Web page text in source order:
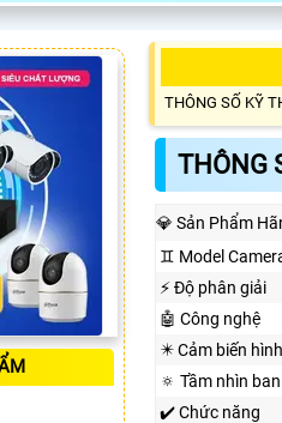
THÔNG SỐ KỸ
THÔNG
💎 Sản Phẩm
♊ Model
️⚡ Độ phân giải
🤖️ Công nghệ
✴️ Cảm biến
🔅 Tầm nhìn
✔️ Chức năng